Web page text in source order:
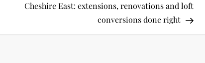
Cheshire East: extensions, renovations and loft
conversions done right